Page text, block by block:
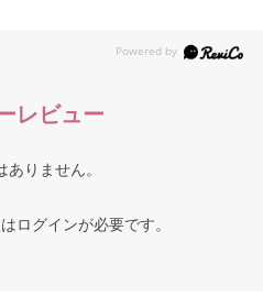
レビュー
ありません。
ログインが必要です。